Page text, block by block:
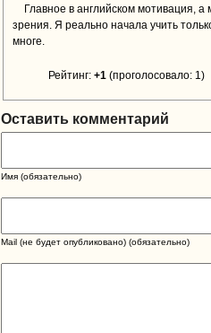
Главное в английском мотивация,
зрения. Я реально начала учить
многе.
Рейтинг: +1 (проголосовало: 1)
Оставить комментарий
Имя (обязательно)
Mail (не будет опубликовано) (обязательно)